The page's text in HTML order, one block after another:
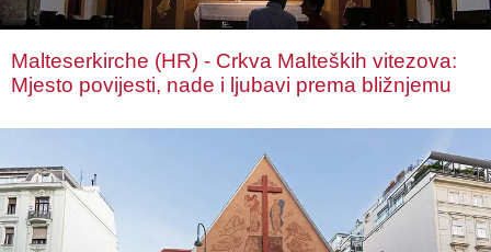
Malteserkirche (HR) - Crkva Malteških vitezova:
Mjesto povijesti, nade i ljubavi prema bližnjemu